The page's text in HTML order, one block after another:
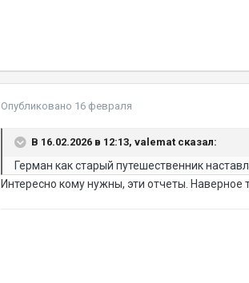
Опубликовано 16 февраля
В 16.02.2026 в 12:13, valemat сказал:
Герман как старый путешественник
Интересно кому нужны, эти отчеты. Наверное